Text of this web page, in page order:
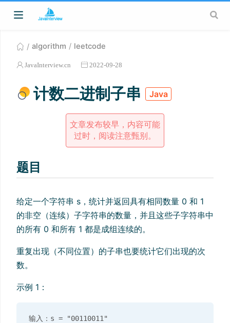
algorithm leetcode
JavaInterview.cn 2022-09-28
计数二进制子串 Java
文章发布较早，内容可能
过时，阅读注意甄别。
题目
给定一个字符串 s，统计并返回具有相同数量 0 和 1
的非空（连续）子字符串的数量，并且这些子字符串中
的所有 0 和所有 1 都是成组连续的。
重复出现（不同位置）的子串也要统计它们出现的次
数。
示例 1：
输入：s = "00110011"